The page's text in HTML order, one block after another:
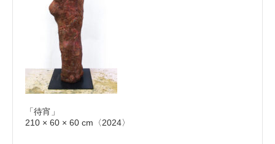
「待宵」
210 × 60 × 60 cm〈2024〉